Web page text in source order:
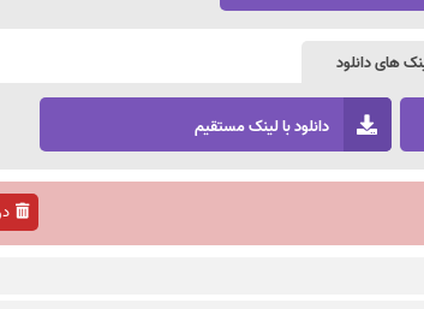
های دانلود
دانلود با لینک مستقیم